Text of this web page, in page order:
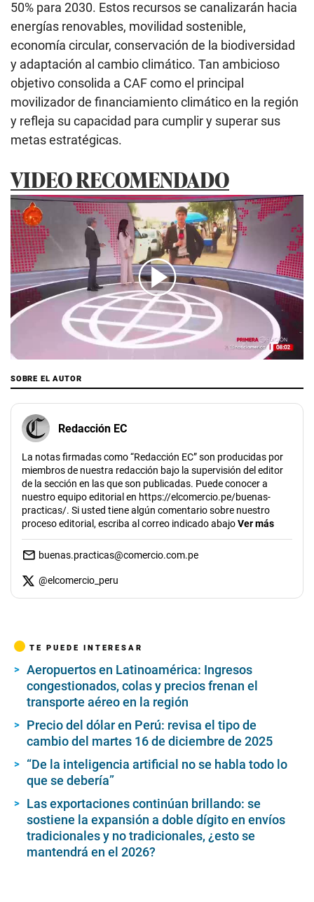
50% para 2030. Estos recursos se canalizarán hacia
energías renovables, movilidad sostenible,
economía circular, conservación de la biodiversidad
y adaptación al cambio climático. Tan ambicioso
objetivo consolida a CAF como el principal
movilizador de financiamiento climático en la región
y refleja su capacidad para cumplir y superar sus
metas estratégicas.
VIDEO RECOMENDADO
05:53
SOBRE EL AUTOR
Redacción EC
La notas firmadas como “Redacción EC” son producidas por
miembros de nuestra redacción bajo la supervisión del editor
de la sección en las que son publicadas. Puede conocer a
nuestro equipo editorial en https://elcomercio.pe/buenas-
practicas/. Si usted tiene algún comentario sobre nuestro
proceso editorial, escriba al correo indicado abajoVer más
buenas.practicas@comercio.com.pe
@elcomercio_peru
TE PUEDE INTERESAR
Aeropuertos en Latinoamérica: Ingresos
congestionados, colas y precios frenan el
transporte aéreo en la región
Precio del dólar en Perú: revisa el tipo de
cambio del martes 16 de diciembre de 2025
“De la inteligencia artificial no se habla todo lo
que se debería”
Las exportaciones continúan brillando: se
sostiene la expansión a doble dígito en envíos
tradicionales y no tradicionales, ¿esto se
mantendrá en el 2026?